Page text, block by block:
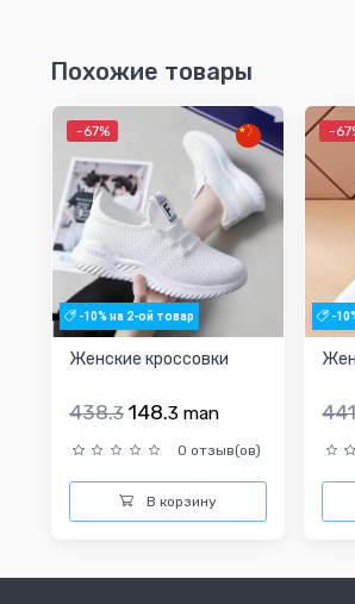
Похожие товары
-67%
-10% на 2-ой товар
Женские кроссовки
438.3 148.3 man
0 отзыв(ов)
В корзину
-
-